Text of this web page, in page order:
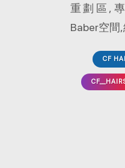
重劃區,
Baber空間
CF